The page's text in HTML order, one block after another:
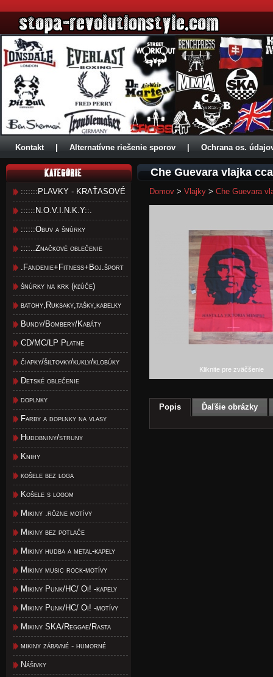
Kontakt Alternatívne riešenie sporov Ochrana os.
:::::::PLAVKY - KRAŤASOVÉ
::::::N.O.V.I.N.K.Y::.
::::::Obuv a šnúrky
::::..Značkové oblečenie
.Fandenie+Fitness+Boj.šport
šnúrky na krk (kľúče)
batohy,Ruksaky,tašky,kabelky
Bundy/Bombery/Kabáty
CD/MC/LP Platne
čiapky/šiltovky/kukly/klobúky
Detské oblečenie
doplnky
Farby a doplnky na vlasy
Hudobniny/struny
Knihy
košele bez loga
Košele s logom
Mikiny .rôzne motívy
Mikiny bez potlače
Mikiny hudba a metal-kapely
Mikiny music rock-motívy
Mikiny Punk/HC/ Oi! -kapely
Mikiny Punk/HC/ Oi! -motívy
Mikiny SKA/Reggae/Rasta
mikiny zábavné - humorné
Nášivky
Che Guevara vlajka
Domov > Vlajky > Che Guevara
Kliknite pre zväčšenie
Popis Ďaľšie obrázky